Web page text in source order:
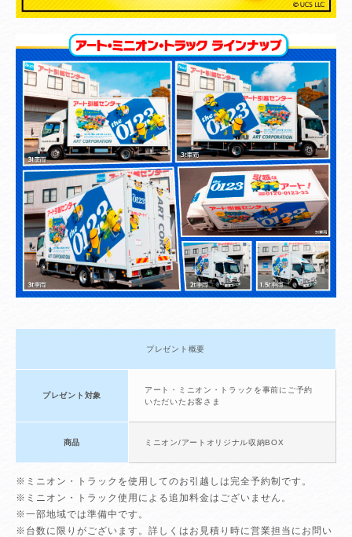
プレゼント概要
プレゼント対象
アート・ミニオン・トラックを事前にご予約
いただいたお客さま
商品 ミニオン/アートオリジナル収納BOX
※ミニオン・トラックを使用してのお引越しは完全予約制です。
※ミニオン・トラック使用による追加料金はございません。
※一部地域では準備中です。
※台数に限りがございます。詳しくはお見積り時に営業担当にお問い